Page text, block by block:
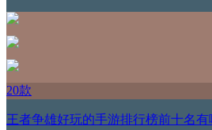
20款
王者争雄好玩的手游排行榜前十名有